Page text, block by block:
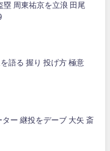
塁 周東祐京を立浪 田尾
語る 握り 投げ方 極意
ター 継投をデーブ 大矢 斎